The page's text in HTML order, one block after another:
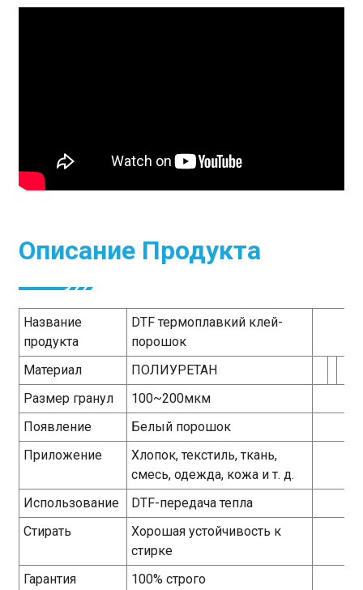
Описание Продукта
Название
продукта
DTF термоплавкий клей-
порошок
Материал
ПОЛИУРЕТАН
Размер гранул
100~200мкм
Появление
Белый порошок
Приложение
Хлопок, текстиль, ткань,
смесь, одежда, кожа и т. д.
Использование
DTF-передача тепла
Стирать
Хорошая устойчивость к
стирке
Гарантия
100% строго